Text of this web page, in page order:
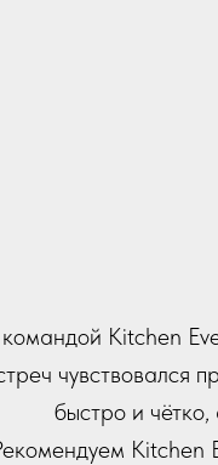
организован и